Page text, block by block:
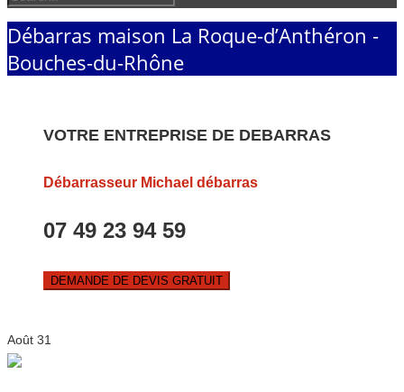
Débarras maison La Roque-d’Anthéron -
Bouches-du-Rhône
VOTRE ENTREPRISE DE DEBARRAS
Débarrasseur Michael débarras
07 49 23 94 59
DEMANDE DE DEVIS GRATUIT
Août 31